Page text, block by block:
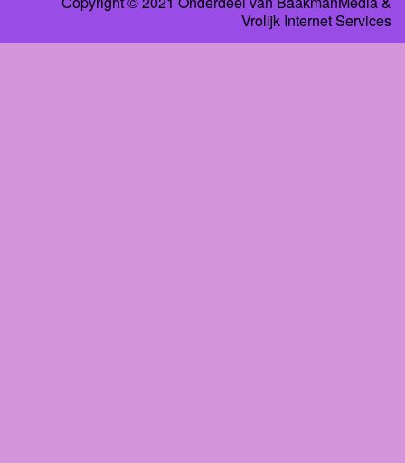
Vrolijk Internet Services